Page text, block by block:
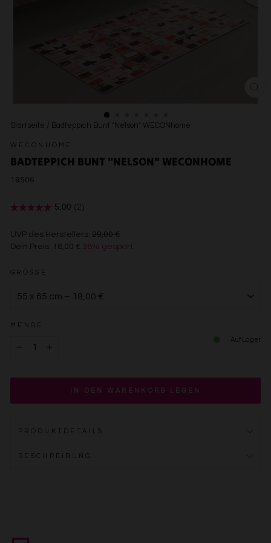
Startseite / Badteppich Bunt "Nelson" WECONhome
WECONHOME
BADTEPPICH BUNT "NELSON" WECONHOME
19506
UVP des Herstellers: 29,00 €€29,00
Dein Preis: 18,00 € 38% gespart
GRÖSSE
MENGE
Auf Lager
IN DEN WARENKORB LEGEN
PRODUKTDETAILS
BESCHREIBUNG